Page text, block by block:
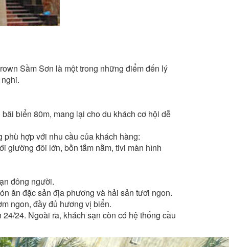
Sầm Sơn là một trong những điểm đến lý
biển 80m, mang lại cho du khách cơ hội dễ
hợp với nhu cầu của khách hàng:
giường đôi lớn, bồn tắm nằm, tivi màn hình
đông người.
ăn đặc sản địa phương và hải sản tươi ngon.
ngon, đầy đủ hương vị biển.
24. Ngoài ra, khách sạn còn có hệ thống cầu